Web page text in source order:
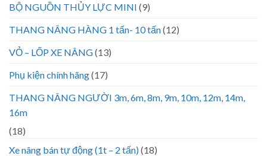
BỘ NGUỒN THỦY LỰC MINI (9)
THANG NÂNG HÀNG 1 tấn- 10 tấn(12)
VỎ – LỐP XE NÂNG(13)
Phụ kiện chính hãng(17)
THANG NÂNG NGƯỜI 3m, 6m, 8m, 9m, 10m, 12m, 14m,
16m
(18)
Xe nâng bán tự động (1t – 2 tấn)(18)